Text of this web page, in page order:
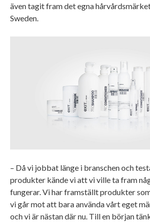
även tagit fram det egna
Sweden.
– Då vi jobbat länge i branschen och
produkter kände vi att vi ville ta fram
fungerar. Vi har framställt produkter
vi går mot att bara använda vårt eget
och vi är nästan där nu. Till en början